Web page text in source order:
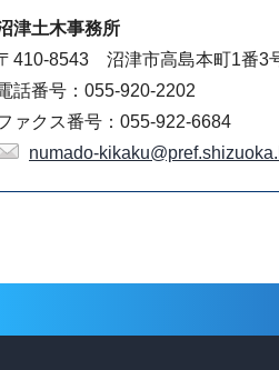
津土木事務所
410-8543 沼津市高島本町1番3
話番号：055-920-2202
ァクス番号：055-922-6684
numado-